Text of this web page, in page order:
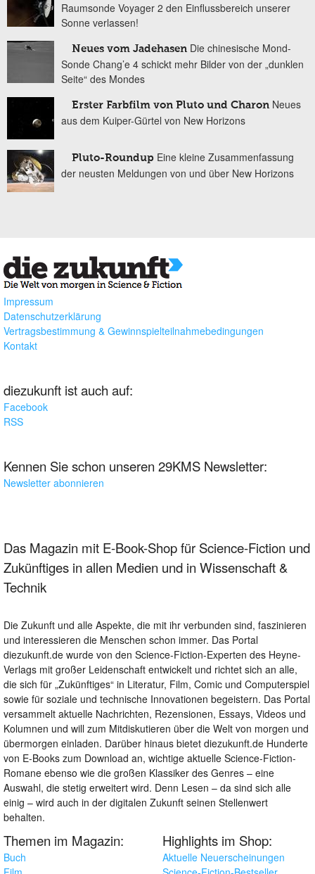
Raumsonde Voyager 2 den Einflussbereich unserer
Sonne verlassen!
Neues vom Jadehasen Die chinesische Mond-
Sonde Chang’e 4 schickt mehr Bilder von der „dunklen
Seite“ des Mondes
Erster Farbfilm von Pluto und Charon Neues
aus dem Kuiper-Gürtel von New Horizons
Pluto-Roundup Eine kleine Zusammenfassung
der neusten Meldungen von und über New Horizons
Impressum
Datenschutzerklärung
Vertragsbestimmung & Gewinnspielteilnahmebedingungen
Kontakt
diezukunft ist auch auf:
Facebook
RSS
Kennen Sie schon unseren 29KMS Newsletter:
Newsletter abonnieren
Das Magazin mit E-Book-Shop für Science-Fiction und
Zukünftiges in allen Medien und in Wissenschaft &
Technik
Die Zukunft und alle Aspekte, die mit ihr verbunden sind, faszinieren
und interessieren die Menschen schon immer. Das Portal
diezukunft.de wurde von den Science-Fiction-Experten des Heyne-
Verlags mit großer Leidenschaft entwickelt und richtet sich an alle,
die sich für „Zukünftiges“ in Literatur, Film, Comic und Computerspiel
sowie für soziale und technische Innovationen begeistern. Das Portal
versammelt aktuelle Nachrichten, Rezensionen, Essays, Videos und
Kolumnen und will zum Mitdiskutieren über die Welt von morgen und
übermorgen einladen. Darüber hinaus bietet diezukunft.de Hunderte
von E-Books zum Download an, wichtige aktuelle Science-Fiction-
Romane ebenso wie die großen Klassiker des Genres – eine
Auswahl, die stetig erweitert wird. Denn Lesen – da sind sich alle
einig – wird auch in der digitalen Zukunft seinen Stellenwert
behalten.
Themen im Magazin:
Buch
Highlights im Shop:
Aktuelle Neuerscheinungen